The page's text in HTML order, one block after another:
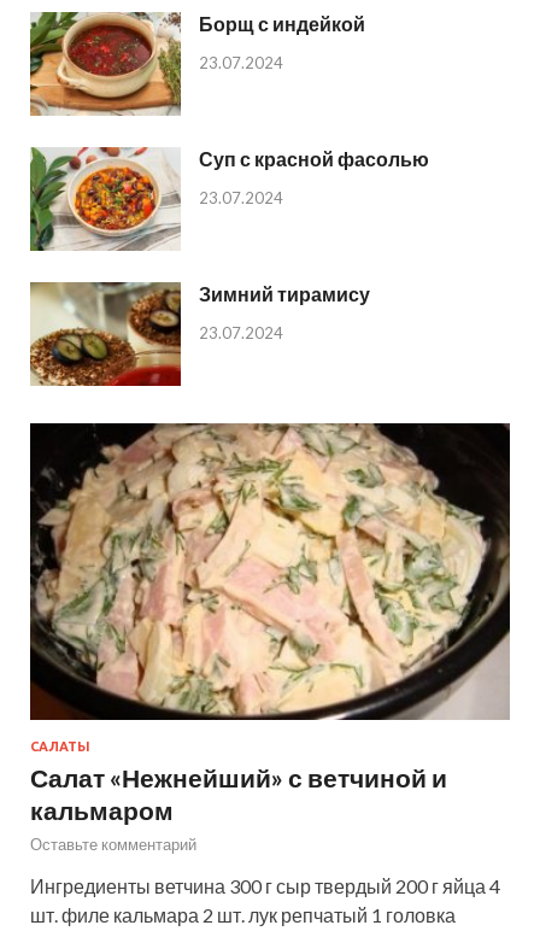
Борщ с индейкой
23.07.2024
Суп с красной фасолью
23.07.2024
Зимний тирамису
23.07.2024
САЛАТЫ
Салат «Нежнейший» с ветчиной и
кальмаром
Оставьте комментарий
Ингредиенты ветчина 300 г сыр твердый 200 г яйца 4
шт. филе кальмара 2 шт. лук репчатый 1 головка